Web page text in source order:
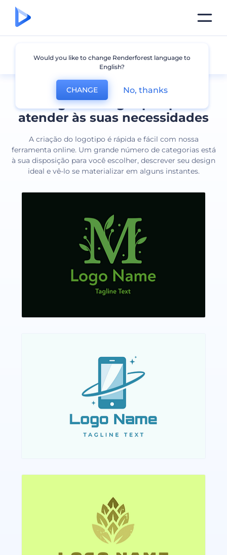
Designs de logotipos para
atender às suas necessidades
A criação do logotipo é rápida e fácil com nossa
ferramenta online. Um grande número de categorias está
à sua disposição para você escolher, descrever seu design
ideal e vê-lo se materializar em alguns instantes.
Todos os logotipos
Would you like to change Renderforest language to
English?
CHANGE No, thanks